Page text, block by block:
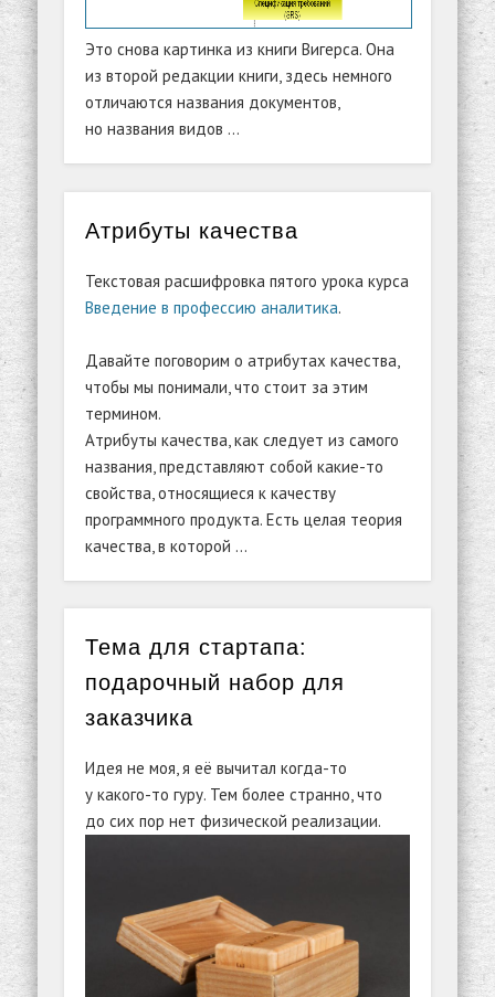
Это снова картинка из книги Вигерса. Она
из второй редакции книги, здесь немного
отличаются названия документов,
но названия видов …
Атрибуты качества
Текстовая расшифровка пятого урока курса
Введение в профессию аналитика.
Давайте поговорим о атрибутах качества,
чтобы мы понимали, что стоит за этим
термином.
Атрибуты качества, как следует из самого
названия, представляют собой какие-то
свойства, относящиеся к качеству
программного продукта. Есть целая теория
качества, в которой …
Тема для стартапа:
подарочный набор для
заказчика
Идея не моя, я её вычитал когда-то
у какого-то гуру. Тем более странно, что
до сих пор нет физической реализации.